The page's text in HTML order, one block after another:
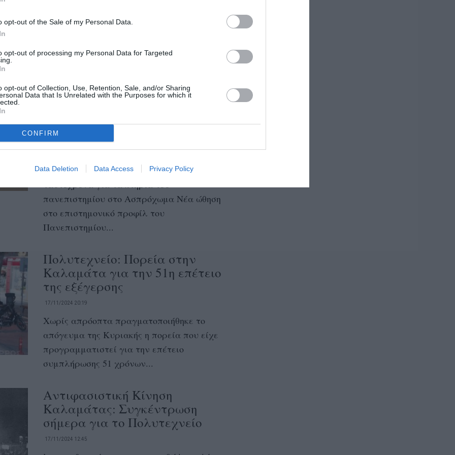
opt-out of the Sale of my Personal Data.
opt-out of processing my Personal Data for Targeted
opt-out of Collection, Use, Retention, Sale, and/or Sharing
Data that Is Unrelated with the Purposes for which it
CONFIRM
Data Deletion Data Access Privacy Policy
52 χρόνια έχουν περάσει από την εξέγερση
μία από τις κορυφαίες πράξεις
Πανεπιστήμιο Πελοποννήσου:
δημιουργία Πολυτεχνικής
Σχολής
Ενεργειακή αναβάθμιση δρομολογείται
ταυτόχρονα για τα κτήρια του
πανεπιστημίου στο Ασπρόχωμα Νέα ώθηση
στο επιστημονικό προφίλ του
Πανεπιστημίου...
Πολυτεχνείο: Πορεία στην
Καλαμάτα για την 51η επέτειο
της εξέγερσης
17/11/2024 20:19
Χωρίς απρόοπτα πραγματοποιήθηκε το
απόγευμα της Κυριακής η πορεία που είχε
προγραμματιστεί για την επέτειο
συμπλήρωσης 51 χρόνων...
Αντιφασιστική Κίνηση
Καλαμάτας: Συγκέντρωση
σήμερα για το Πολυτεχνείο
17/11/2024 12:45